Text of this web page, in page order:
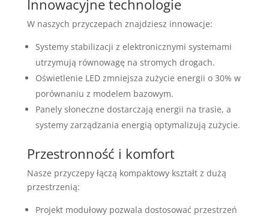
Innowacyjne technologie
W naszych przyczepach znajdziesz innowacje:
Systemy stabilizacji z elektronicznymi systemami
utrzymują równowagę na stromych drogach.
Oświetlenie LED zmniejsza zużycie energii o 30% w
porównaniu z modelem bazowym.
Panely słoneczne dostarczają energii na trasie, a
systemy zarządzania energią optymalizują zużycie.
Przestronność i komfort
Nasze przyczepy łączą kompaktowy kształt z dużą
przestrzenią:
Projekt modułowy pozwala dostosować przestrzeń